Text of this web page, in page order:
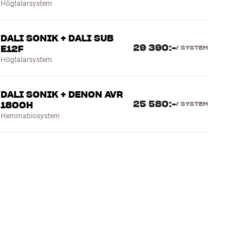
Högtalarsystem
DALI SONIK + DALI SUB
E12F
Högtalarsystem
29 390:-/ SYSTEM
DALI SONIK + DENON AVR
1800H
Hemmabiosystem
25 580:-/ SYSTEM